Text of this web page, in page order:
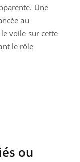
Une
au
voile sur cette
le rôle
ou